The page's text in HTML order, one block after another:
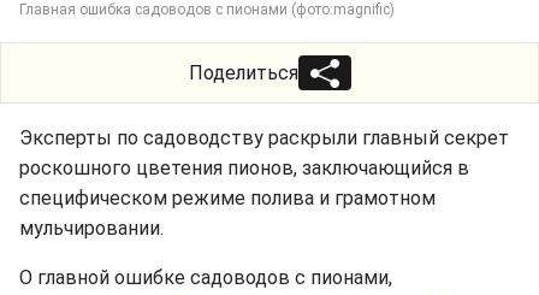
Главная ошибка садоводов с пионами (фото:magnific)
Поделиться
Эксперты по садоводству раскрыли главный секрет
роскошного цветения пионов, заключающийся в
специфическом режиме полива и грамотном
мульчировании.
О главной ошибке садоводов с пионами,